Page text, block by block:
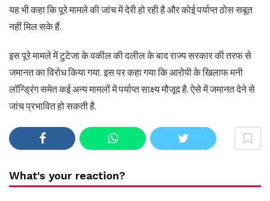
यह भी कहा कि पूरे मामले की जांच में देरी हो रही है और कोई पर्याप्‍त ठोस सबूत
नहीं मिल सके हैं.
इस पूरे मामले में टुटेजा के वकील की दलील के बाद राज्य सरकार की तरफ से
जमानत का विरोध किया गया. इस पर कहा गया कि आरोपी के खिलाफ मनी
लॉन्‍ड्र‍िंग समेत कई अन्‍य मामलों में पर्याप्‍त साक्ष्‍य मौजूद है. ऐसे में जमानत देने से
जांच प्रभावित हो सकती है.
What's your reaction?